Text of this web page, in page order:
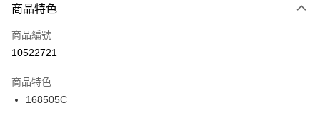
３．安心：先確認商品／服務後，再付款。
【「AFTEE先享後付」結帳流程】
１．於結帳方式選擇「AFTEE先享後付」後，將跳轉至「AFTEE先享後付」
２．訂單成立數日內，您將收到繳費通知簡訊。
３．收到繳費通知簡訊後14天內，點擊此簡訊中的連結，可透過四大超商／
ATM／網路銀行／等多元方式進行付款，方視為交易完成。
每筆NT$100，滿NT$1,500(含以上)免運費
宅配
每筆NT$100，滿NT$1,500(含以上)免運費
付款後門市自取
每筆NT$100，滿NT$1,500(含以上)免運費
商品特色
商品編號
10522721
商品特色
168505C